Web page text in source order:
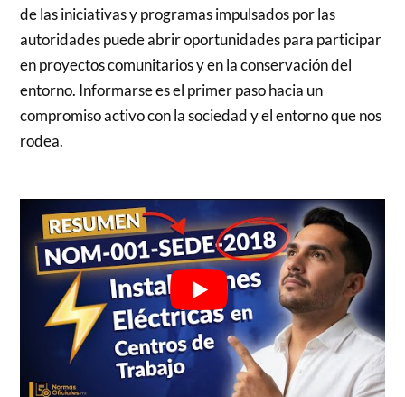
de las iniciativas y programas impulsados por las
autoridades puede abrir oportunidades para participar
en proyectos comunitarios y en la conservación del
entorno. Informarse es el primer paso hacia un
compromiso activo con la sociedad y el entorno que nos
rodea.